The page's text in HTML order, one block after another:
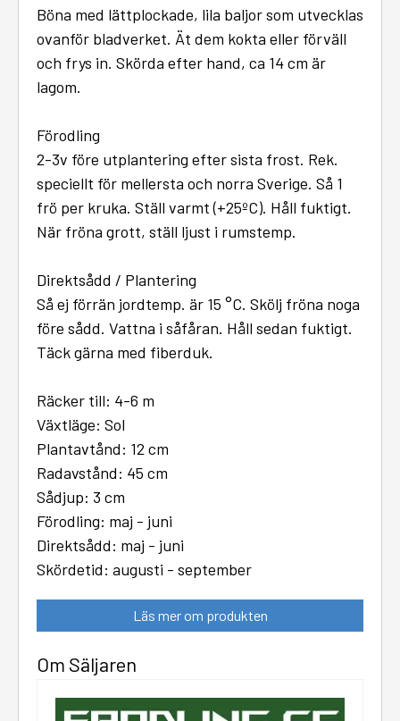
Böna med lättplockade, lila baljor som utvecklas
ovanför bladverket. Ät dem kokta eller förväll
och frys in. Skörda efter hand, ca 14 cm är
lagom.
Förodling
2-3v före utplantering efter sista frost. Rek.
speciellt för mellersta och norra Sverige. Så 1
frö per kruka. Ställ varmt (+25ºC). Håll fuktigt.
När fröna grott, ställ ljust i rumstemp.
Direktsådd / Plantering
Så ej förrän jordtemp. är 15 °C. Skölj fröna noga
före sådd. Vattna i såfåran. Håll sedan fuktigt.
Täck gärna med fiberduk.
Räcker till: 4-6 m
Växtläge: Sol
Plantavtånd: 12 cm
Radavstånd: 45 cm
Sådjup: 3 cm
Förodling: maj - juni
Direktsådd: maj - juni
Skördetid: augusti - september
Läs mer om produkten
Om Säljaren